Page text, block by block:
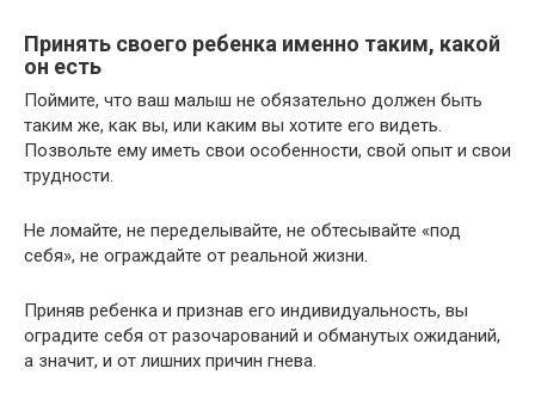
Принять своего ребенка именно таким, какой
он есть
Поймите, что ваш малыш не обязательно должен быть
таким же, как вы, или каким вы хотите его видеть.
Позвольте ему иметь свои особенности, свой опыт и свои
трудности.
Не ломайте, не переделывайте, не обтесывайте «под
себя», не ограждайте от реальной жизни.
Приняв ребенка и признав его индивидуальность, вы
оградите себя от разочарований и обманутых ожиданий,
а значит, и от лишних причин гнева.